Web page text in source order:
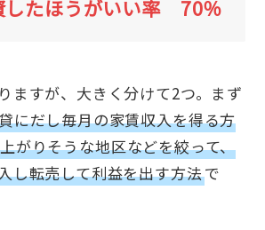
したほうがいい率 70％
ますが、大きく分けて2つ。まず
にだし毎月の家賃収入を得る方
がりそうな地区などを絞って、
し転売して利益を出す方法で